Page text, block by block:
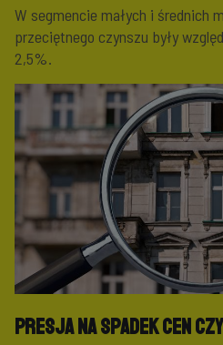
W segmencie małych i średnich
przeciętnego czynszu były
2,5%.
Presja na spadek cen